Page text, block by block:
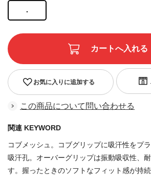
.
お気に入りに追加する
この商品について問い合わせる
関連 KEYWORD
コブメッシュ。コブグリップに吸汗性をプ
吸汗孔。オーバーグリップは振動吸収性、
す。握ったときのソフトなフィット感が持続